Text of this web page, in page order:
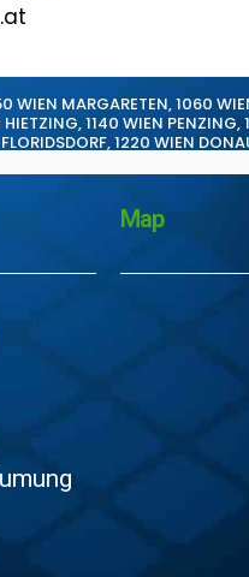
WIEN MARGARETEN,1060
HIETZING,1140 WIEN PENZING,
,1220 WIEN
Map